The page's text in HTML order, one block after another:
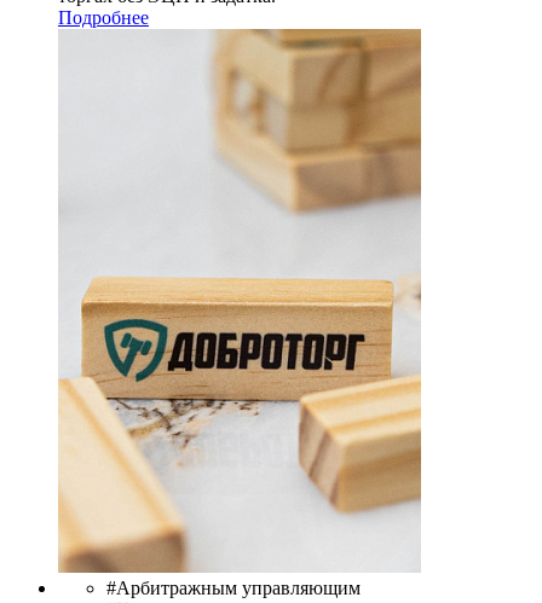
Подробнее
#Арбитражным управляющим